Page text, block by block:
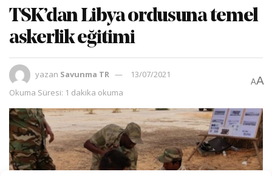
TSK’dan Libya ordusuna temel
askerlik eğitimi
yazan Savunma TR
13/07/2021
Okuma Süresi: 1 dakika okuma
AA